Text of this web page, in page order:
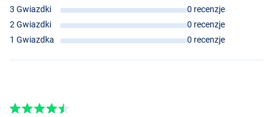
3 Gwiazdki
0 recenzje
2 Gwiazdki
0 recenzje
1 Gwiazdka
0 recenzje